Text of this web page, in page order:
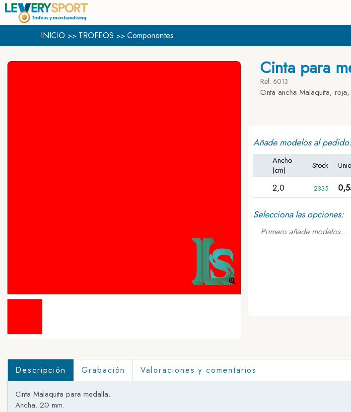
INICIO >> TROFEOS >> Componentes
Cinta para
Ref. 6013
Cinta ancha Malaquita,
Añade modelos al
Ancho
(cm)
Stock
2,0 2335
Selecciona las opciones:
Primero añade modelos...
Descripción Grabación Valoraciones y comentarios
Cinta Malaquita para medalla.
Ancha. 20 mm.